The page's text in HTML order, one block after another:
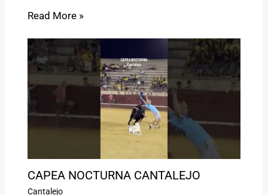
Read More »
CAPEA NOCTURNA CANTALEJO
Cantalejo